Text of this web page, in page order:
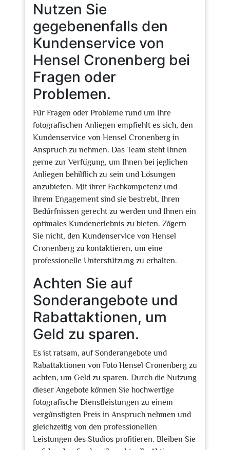
Nutzen Sie
gegebenenfalls den
Kundenservice von
Hensel Cronenberg bei
Fragen oder
Problemen.
Für Fragen oder Probleme rund um Ihre
fotografischen Anliegen empfiehlt es sich, den
Kundenservice von Hensel Cronenberg in
Anspruch zu nehmen. Das Team steht Ihnen
gerne zur Verfügung, um Ihnen bei jeglichen
Anliegen behilflich zu sein und Lösungen
anzubieten. Mit ihrer Fachkompetenz und
ihrem Engagement sind sie bestrebt, Ihren
Bedürfnissen gerecht zu werden und Ihnen ein
optimales Kundenerlebnis zu bieten. Zögern
Sie nicht, den Kundenservice von Hensel
Cronenberg zu kontaktieren, um eine
professionelle Unterstützung zu erhalten.
Achten Sie auf
Sonderangebote und
Rabattaktionen, um
Geld zu sparen.
Es ist ratsam, auf Sonderangebote und
Rabattaktionen von Foto Hensel Cronenberg zu
achten, um Geld zu sparen. Durch die Nutzung
dieser Angebote können Sie hochwertige
fotografische Dienstleistungen zu einem
vergünstigten Preis in Anspruch nehmen und
gleichzeitig von den professionellen
Leistungen des Studios profitieren. Bleiben Sie